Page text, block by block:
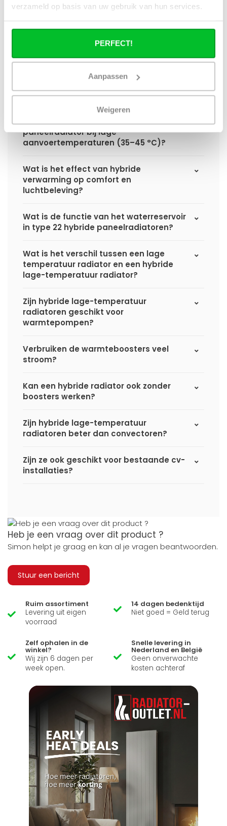
verzameld op basis van uw gebruik van hun services.
PERFECT!
Aanpassen
Weigeren
een standaard paneelradiator?
warmteboosters ten opzichte van losse
radiatorventilatoren?
technisch geen convector?
Hoe presteert een hybride
paneelradiator bij lage
aanvoertemperaturen (35–45 °C)?
Wat is het effect van hybride
verwarming op comfort en
luchtbeleving?
Wat is de functie van het waterreservoir
in type 22 hybride paneelradiatoren?
Wat is het verschil tussen een lage
temperatuur radiator en een hybride
lage-temperatuur radiator?
Zijn hybride lage-temperatuur
radiatoren geschikt voor
warmtepompen?
Verbruiken de warmteboosters veel
stroom?
Kan een hybride radiator ook zonder
boosters werken?
Zijn hybride lage-temperatuur
radiatoren beter dan convectoren?
Zijn ze ook geschikt voor bestaande cv-
installaties?
Heb je een vraag over dit product ?
Simon helpt je graag en kan al je vragen beantwoorden.
Stuur een bericht
Ruim assortiment
Levering uit eigen
voorraad
14 dagen bedenktijd
Niet goed = Geld terug
Zelf ophalen in de
winkel?
Wij zijn 6 dagen per
week open.
Snelle levering in
Nederland en België
Geen onverwachte
kosten achteraf